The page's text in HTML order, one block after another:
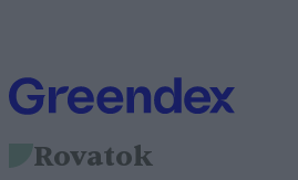
Rovatok